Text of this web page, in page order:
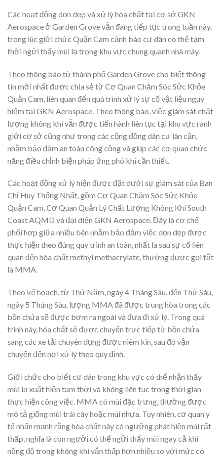
Các hoạt động dọn dẹp và xử lý hóa chất tại cơ sở GKN
Aerospace ở Garden Grove vẫn đang tiếp tục trong tuần này,
trong lúc giới chức Quận Cam cảnh báo cư dân có thể tạm
thời ngửi thấy mùi lạ trong khu vực chung quanh nhà máy.
Theo thông báo từ thành phố Garden Grove cho biết thông
tin mới nhất được chia sẻ từ Cơ Quan Chăm Sóc Sức Khỏe
Quận Cam, liên quan đến quá trình xử lý sự cố vật liệu nguy
hiểm tại GKN Aerospace. Theo thông báo, việc giám sát chất
lượng không khí vẫn được tiến hành liên tục tại khu vực ranh
giới cơ sở cũng như trong các cộng đồng dân cư lân cận,
nhằm bảo đảm an toàn công cộng và giúp các cơ quan chức
năng điều chỉnh biện pháp ứng phó khi cần thiết.
Các hoạt động xử lý hiện được đặt dưới sự giám sát của Ban
Chỉ Huy Thống Nhất, gồm Cơ Quan Chăm Sóc Sức Khỏe
Quận Cam, Cơ Quan Quản Lý Chất Lượng Không Khí South
Coast AQMD và đại diện GKN Aerospace. Đây là cơ chế
phối hợp giữa nhiều bên nhằm bảo đảm việc dọn dẹp được
thực hiện theo đúng quy trình an toàn, nhất là sau sự cố liên
quan đến hóa chất methyl methacrylate, thường được gọi tắt
là MMA.
Theo kế hoạch, từ Thứ Năm, ngày 4 Tháng Sáu, đến Thứ Sáu,
ngày 5 Tháng Sáu, lượng MMA đã được trung hòa trong các
bồn chứa sẽ được bơm ra ngoài và đưa đi xử lý. Trong quá
trình này, hóa chất sẽ được chuyển trực tiếp từ bồn chứa
sang các xe tải chuyên dụng được niêm kín, sau đó vận
chuyển đến nơi xử lý theo quy định.
Giới chức cho biết cư dân trong khu vực có thể nhận thấy
mùi lạ xuất hiện tạm thời và không liên tục trong thời gian
thực hiện công việc. MMA có mùi đặc trưng, thường được
mô tả giống mùi trái cây hoặc mùi nhựa. Tuy nhiên, cơ quan y
tế nhấn mạnh rằng hóa chất này có ngưỡng phát hiện mùi rất
thấp, nghĩa là con người có thể ngửi thấy mùi ngay cả khi
nồng độ trong không khí vẫn thấp hơn nhiều so với mức có